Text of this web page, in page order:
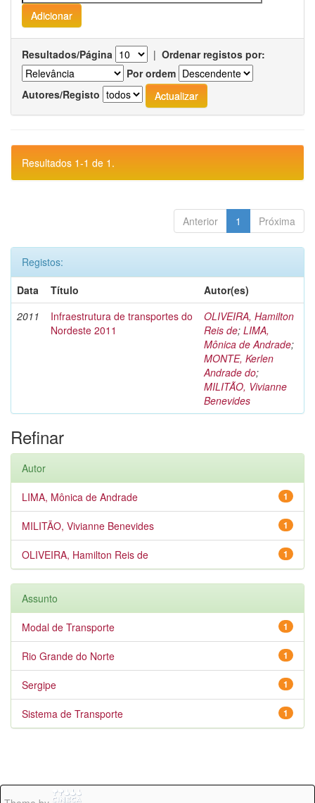
Resultados/Página | Ordenar registos por:
Por ordem
Autores/Registo
Resultados 1-1 de 1.
Anterior 1 Próxima
Registos:
Data
Título
Autor(es)
2011
Infraestrutura de transportes do
Nordeste 2011
OLIVEIRA, Hamilton
Reis de; LIMA,
Mônica de Andrade;
MONTE, Kerlen
Andrade do;
MILITÃO, Vivianne
Benevides
Refinar
Autor
1
LIMA, Mônica de Andrade
1
MILITÃO, Vivianne Benevides
1
OLIVEIRA, Hamilton Reis de
Assunto
1
Modal de Transporte
1
Rio Grande do Norte
1
Sergipe
1
Sistema de Transporte